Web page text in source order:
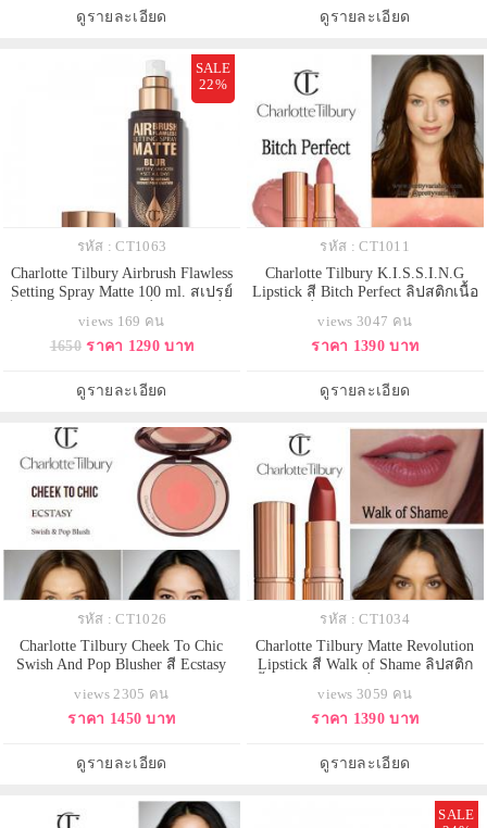
เป็นคราบ และ สามารถกลบสีเดิม
ของริมฝีปากได
ดูรายละเอียด
และมีส่วนผสมของมอยส์เจอร์ไร
ดูรายละเอียด
SALE
22%
รหัส : CT1063
Charlotte Tilbury Airbrush Flawless
Setting Spray Matte 100 ml. สเปรย์
สำอางติดทนนานสูงสุด 16 ชั่วโมง
ให้ฟินิชผิวแบบเบลอรูขุมขนและ
ปราศจากน้ำมัน เหมาะสำหรับ
การเตรียมผิวและเซ็ตเมคอัพ
views 169 คน
1650 ราคา 1290 บาท
ดูรายละเอียด
รหัส : CT1011
Charlotte Tilbury K.I.S.S.I.N.G
Lipstick สี Bitch Perfect ลิปสติกเนื้อ
มากเหมาะสำหรับผิวของสาวเอเซีย
โดยเมคอัพอาร์ตทิสอย่าง Chalotte
เม็ดสีแน่นและติดทนนาน อีกทั้งไม่
views 3047 คน
ราคา 1390 บาท
ดูรายละเอียด
รหัส : CT1026
Charlotte Tilbury Cheek To Chic
Swish And Pop Blusher สี Ecstasy
สีส้มพีช ให้ผิวเปล่งประกายไร้ขีด
จำกัด ด้วย Light Flex Technology
views 2305 คน
ราคา 1450 บาท
ดูรายละเอียด
รหัส : CT1034
Charlotte Tilbury Matte Revolution
Lipstick สี Walk of Shame ลิปสติก
หรู เนื้อละเอียด เกลี่ยง่าย ไม่เป็น
คราบ และ สามารถกลบสีเดิมของริม
ข้นและมีส่วนผสมของมอยส์เจอร์ไร
views 3059 คน
ราคา 1390 บาท
ดูรายละเอียด
SALE